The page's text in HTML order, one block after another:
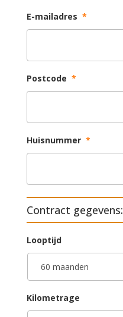
E-mailadres *
Postcode *
Huisnummer *
Contract gegevens:
Looptijd
Kilometrage